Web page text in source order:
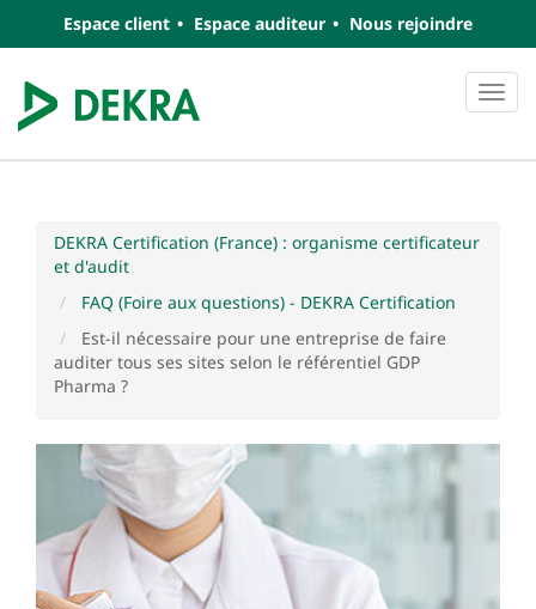
Espace client Espace auditeur Nous rejoindre
DEKRA Certification (France) : organisme certificateur
et d'audit
FAQ (Foire aux questions) - DEKRA Certification
Est-il nécessaire pour une entreprise de faire
auditer tous ses sites selon le référentiel GDP
Pharma ?